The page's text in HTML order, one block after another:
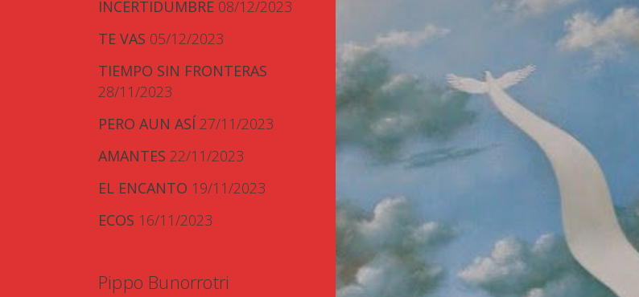
INCERTIDUMBRE 08/12/2023
TE VAS 05/12/2023
TIEMPO SIN FRONTERAS
28/11/2023
PERO AUN ASÍ 27/11/2023
AMANTES 22/11/2023
EL ENCANTO 19/11/2023
ECOS 16/11/2023
Pippo Bunorrotri